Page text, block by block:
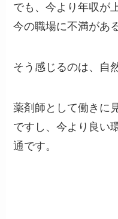
でも、今より年収が
今の職場に不満があ
そう感じるのは、自
薬剤師として働きに
ですし、今より良い
通です。